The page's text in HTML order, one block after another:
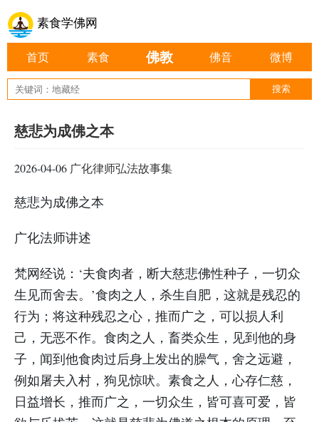
素食学佛网
首页 素食 佛教 佛音 微博
慈悲为成佛之本
2026-04-06 广化律师弘法故事集
慈悲为成佛之本
广化法师讲述
梵网经说：‘夫食肉者，断大慈悲佛性种子，一切众
生见而舍去。’食肉之人，杀生自肥，这就是残忍的
行为；将这种残忍之心，推而广之，可以损人利
己，无恶不作。食肉之人，畜类众生，见到他的身
子，闻到他食肉过后身上发出的臊气，舍之远避，
例如屠夫入村，狗见惊吠。素食之人，心存仁慈，
日益增长，推而广之，一切众生，皆可喜可爱，皆